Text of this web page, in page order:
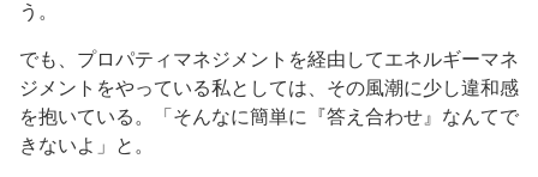
う。
でも、プロパティマネジメントを経由してエネルギーマネ
ジメントをやっている私としては、その風潮に少し違和感
を抱いている。「そんなに簡単に『答え合わせ』なんてで
きないよ」と。